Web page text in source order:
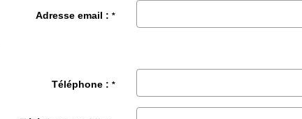
Adresse email :*
Téléphone :*